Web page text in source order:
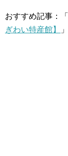
おすすめ記事：「
ぎわい特産館】
」